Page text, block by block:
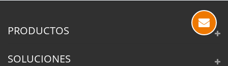
PRODUCTOS
SOLUCIONES